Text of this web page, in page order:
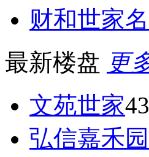
财和世家
最新楼盘 更
文苑世家
弘信嘉禾园